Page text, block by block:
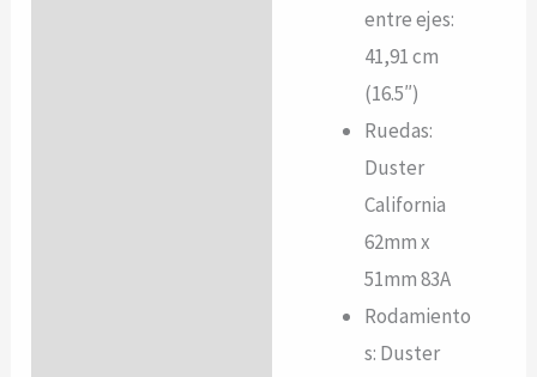
entre ejes:
41,91 cm
(16.5″)
Ruedas:
Duster
California
62mm x
51mm 83A
Rodamiento
s: Duster